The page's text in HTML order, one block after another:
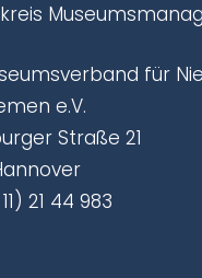
für
e.V.
Straße 21
21 44 983